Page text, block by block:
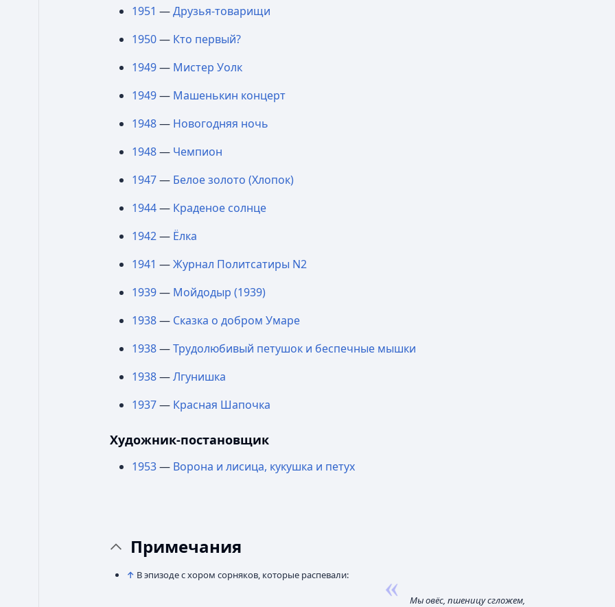
1951 —Друзья-товарищи
1950— Кто первый?
1949— Мистер Уолк
1949— Машенькин концерт
1948— Новогодняя ночь
1948— Чемпион
1947— Белое золото (Хлопок)
1944— Краденое солнце
1942— Ёлка
1941 —Журнал Политсатиры N2
1939— Мойдодыр (1939)
1938— Сказка о добром Умаре
1938—Трудолюбивый петушок и беспечные мышки
1938—Лгунишка
1937— Красная Шапочка
Художник-постановщик
1953— Ворона и лисица, кукушка и петух
Примечания
↑ В эпизоде с хором сорняков, которые распевали:
Мы овёс, пшеницу сгложем,